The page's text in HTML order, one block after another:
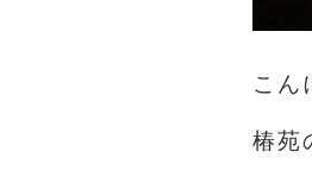
こん
椿苑